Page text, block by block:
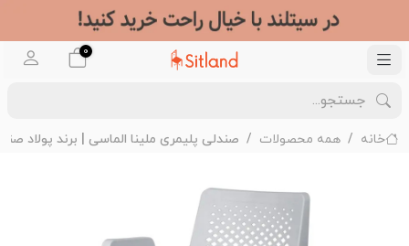
0
خانه همه محصولات صندلی پلیمری ملینا الماسی | برند پولاد